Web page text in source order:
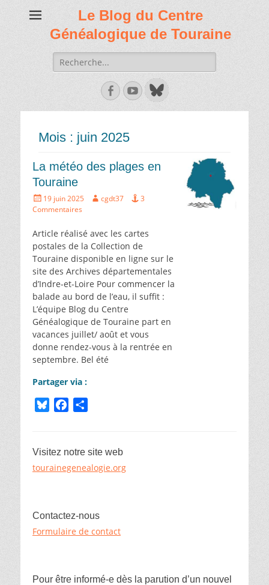
Le Blog du Centre
Généalogique de Touraine
Recherche
de:
Facebook
Youtube
Mois : juin 2025
La météo des plages en
Touraine
Écrit
le
19 juin 2025 Auteur
cgdt37
3
Commentaires
Article réalisé avec les cartes
postales de la Collection de
Touraine disponible en ligne sur le
site des Archives départementales
d’Indre-et-Loire Pour commencer la
balade au bord de l’eau, il suffit :
L’équipe Blog du Centre
Généalogique de Touraine part en
vacances juillet/ août et vous
donne rendez-vous à la rentrée en
septembre. Bel été
Partager via :
e
e
o
t
a
Visitez notre site web
tourainegenealogie.org
Contactez-nous
Formulaire de contact
Pour être informé-e dès la parution d’un nouvel